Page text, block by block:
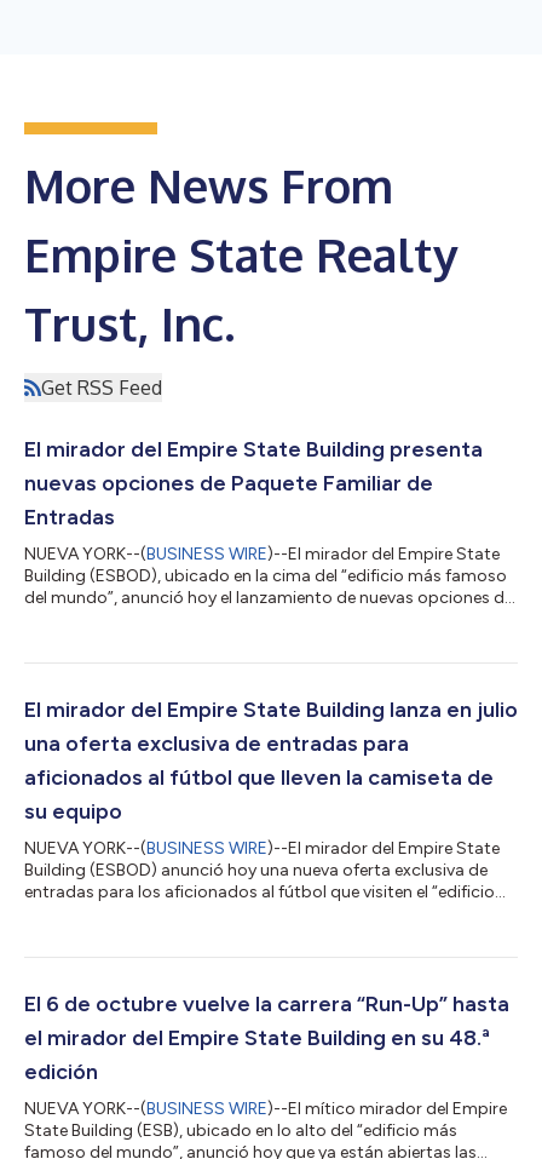
More News From
Empire State Realty
Trust, Inc.
Get RSS Feed
El mirador del Empire State Building presenta
nuevas opciones de Paquete Familiar de
Entradas
NUEVA YORK--(BUSINESS WIRE)--El mirador del Empire State
Building (ESBOD), ubicado en la cima del “edificio más famoso
del mundo”, anunció hoy el lanzamiento de nuevas opciones de
de la ciudad de Nueva York. Los grupos de cuatro personas que
ahorrar hasta un 20 % en las entradas para los emblemáticos
El mirador del Empire State Building lanza en julio
una oferta exclusiva de entradas para
aficionados al fútbol que lleven la camiseta de
su equipo
NUEVA YORK--(BUSINESS WIRE)--El mirador del Empire State
Building (ESBOD) anunció hoy una nueva oferta exclusiva de
entradas para los aficionados al fútbol que visiten el “edificio
camiseta de fútbol al mirador del Empire State Building pueden
disfrutar de la experiencia inmersiva del museo y de las mejores
El 6 de octubre vuelve la carrera “Run-Up” hasta
el mirador del Empire State Building en su 48.ª
edición
NUEVA YORK--(BUSINESS WIRE)--El mítico mirador del Empire
State Building (ESB), ubicado en lo alto del “edificio más
famoso del mundo”, anunció hoy que ya están abiertas las